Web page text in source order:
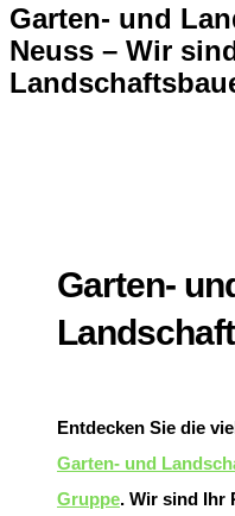
Garten- und
Neuss – Wir
Garten-
Entdecken Sie die
Garten- und
Gruppe. Wir sind Ihr